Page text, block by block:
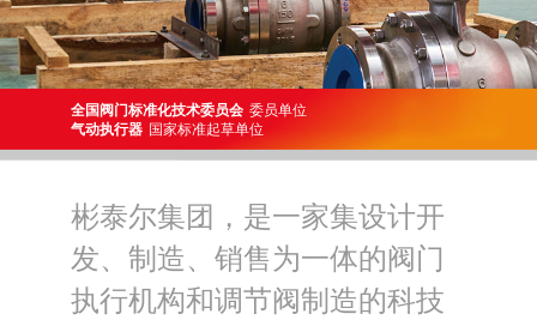
全国阀门标准化技术委员会 委员单位
气动执行器 国家标准起草单位
彬泰尔集团，是一家集设计开
发、制造、销售为一体的阀门
执行机构和调节阀制造的科技